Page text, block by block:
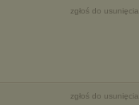
zgłoś do usunięcia
zgłoś do usunięcia